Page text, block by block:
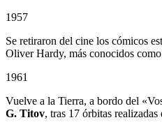
1957
Se retiraron del cine los cómicos
Oliver Hardy, más conocidos como
1961
Vuelve a la Tierra, a bordo del
G. Titov, tras 17 órbitas